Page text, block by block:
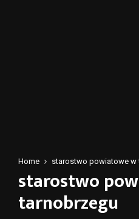
Home starostwo powiatowe w
starostwo
tarnobrzegu